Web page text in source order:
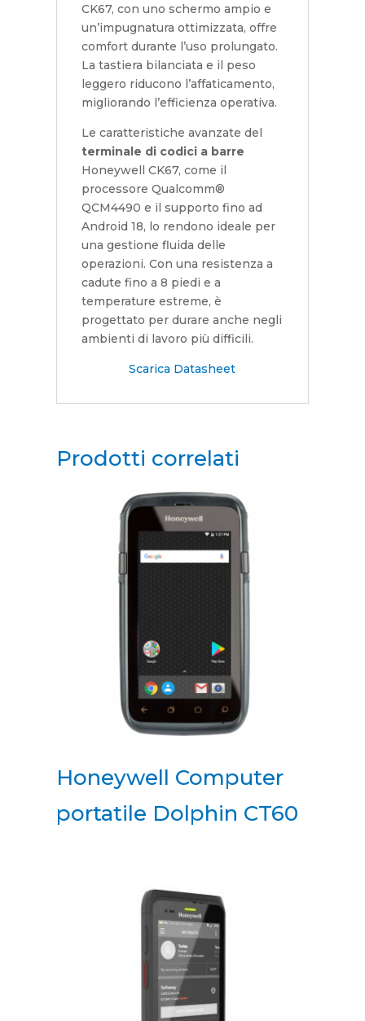
CK67, con uno schermo ampio e
un’impugnatura ottimizzata, offre
comfort durante l’uso prolungato.
La tastiera bilanciata e il peso
leggero riducono l’affaticamento,
migliorando l’efficienza operativa.
Le caratteristiche avanzate del
terminale di codici a barre
Honeywell CK67, come il
processore Qualcomm®
QCM4490 e il supporto fino ad
Android 18, lo rendono ideale per
una gestione fluida delle
operazioni. Con una resistenza a
cadute fino a 8 piedi e a
temperature estreme, è
progettato per durare anche negli
ambienti di lavoro più difficili.
Scarica Datasheet
Prodotti correlati
Honeywell Computer
portatile Dolphin CT60